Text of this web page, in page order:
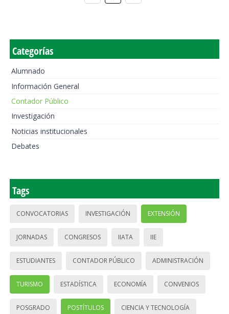
Categorías
Alumnado
Información General
Contador Público
Investigación
Noticias institucionales
Debates
Tags
CONVOCATORIAS INVESTIGACIÓN EXTENSIÓN
JORNADAS CONGRESOS IIATA IIE
ESTUDIANTES CONTADOR PÚBLICO ADMINISTRACIÓN
TURISMO ESTADÍSTICA ECONOMÍA CONVENIOS
POSGRADO POSTÍTULOS CIENCIA Y TECNOLOGÍA